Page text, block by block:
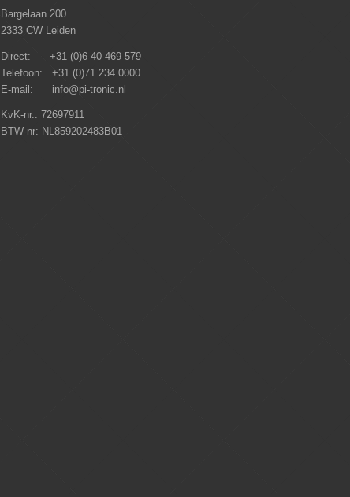
Bargelaan 200
2333 CW Leiden
Direct: +31 (0)6 40 469 579
Telefoon: +31 (0)71 234 0000
E-mail: info@pi-tronic.nl
KvK-nr.: 72697911
BTW-nr: NL859202483B01